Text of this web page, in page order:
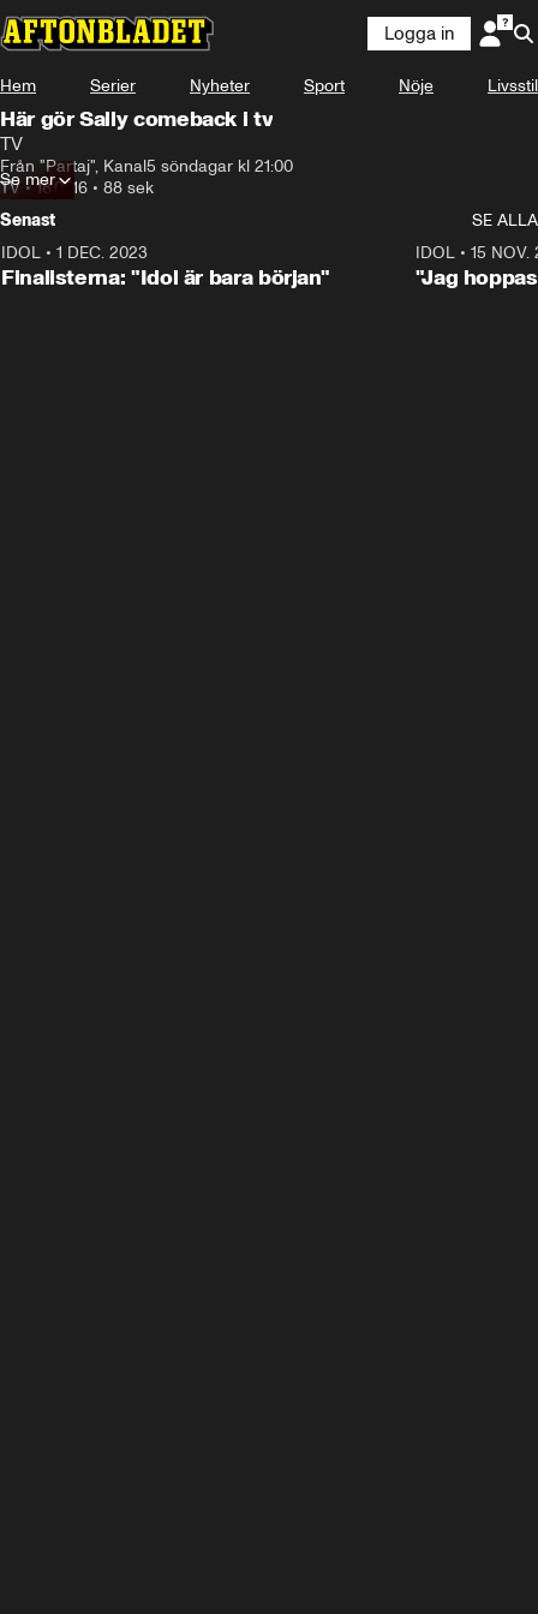
Logga in
Hem Serier Nyheter Sport Nöje Livsstil
Här gör Sally comeback i tv
TV
Från "Partaj", Kanal5 söndagar kl 21:00
TV •18.07.16 • 88 sek
Se mer
Senast
SE ALLA
IDOL • 1 DEC. 2023
Finalisterna: "Idol är bara början"
IDOL• 15 NOV.
"Jag